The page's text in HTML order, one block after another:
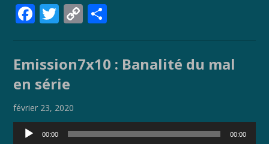
F
e
b
o
o
k
T
er
C
y
k
g
Emission7x10 : Banalité du mal
en série
février 23, 2020
Lecteur00:00 00:00